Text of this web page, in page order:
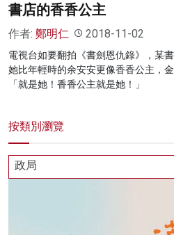
書店的香香公主
作者: 鄭明仁 2018-11-02
電視台如要翻拍《書劍恩仇錄》，某
她比年輕時的余安安更像香香公主，
「就是她！香香公主就是她！」
按類別瀏覽
政局